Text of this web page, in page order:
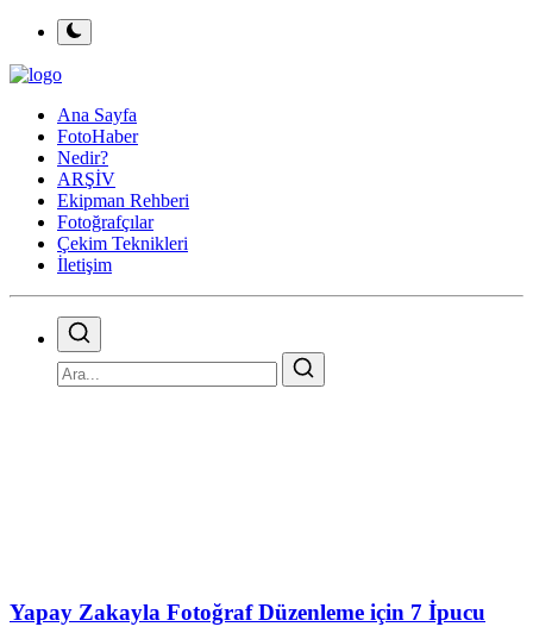
Ana Sayfa
FotoHaber
Nedir?
ARŞİV
Ekipman Rehberi
Fotoğrafçılar
Çekim Teknikleri
İletişim
Yapay Zakayla Fotoğraf Düzenleme için 7 İpucu